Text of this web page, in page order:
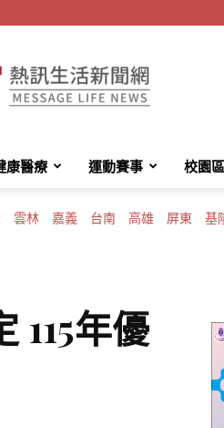
HotMessage
康醫療 運動賽事 校園區
雲林 嘉義 台南 高雄 屏東 基
115年優